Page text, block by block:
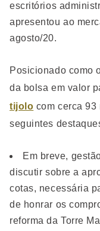
escritórios
apresentou ao
agosto/20.
Posicionado como
da bolsa em valor
tijolo com cerca 93
seguintes
Em breve,
discutir sobre a
cotas, necessária
de honrar os
reforma da Torre